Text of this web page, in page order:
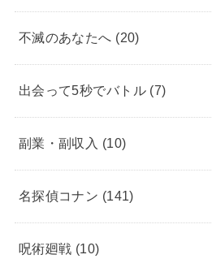
不滅のあなたへ (20)
出会って5秒でバトル (7)
副業・副収入 (10)
名探偵コナン (141)
呪術廻戦 (10)